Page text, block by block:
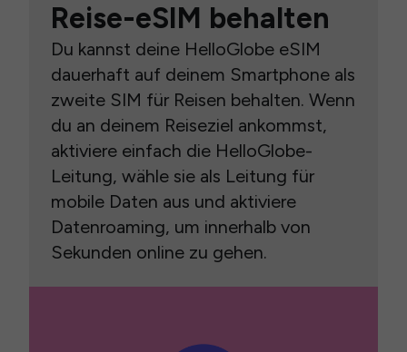
Reise-eSIM behalten
Du kannst deine HelloGlobe eSIM
dauerhaft auf deinem Smartphone als
zweite SIM für Reisen behalten. Wenn
du an deinem Reiseziel ankommst,
aktiviere einfach die HelloGlobe-
Leitung, wähle sie als Leitung für
mobile Daten aus und aktiviere
Datenroaming, um innerhalb von
Sekunden online zu gehen.